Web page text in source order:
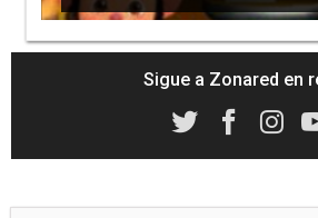
Sigue a Zonared en